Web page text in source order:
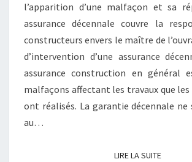
l’apparition d’une malfaçon et sa
assurance décennale couvre la
constructeurs envers le maître de
d’intervention d’une assurance
assurance construction en général
malfaçons affectant les travaux que
ont réalisés. La garantie décennale ne
au…
LIRE LA SUITELIRE LA